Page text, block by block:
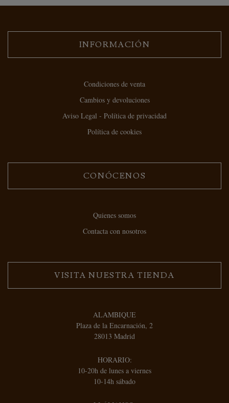
INFORMACIÓN
Condiciones de venta
Cambios y devoluciones
Aviso Legal - Política de privacidad
Política de cookies
CONÓCENOS
Quienes somos
Contacta con nosotros
VISITA NUESTRA TIENDA
ALAMBIQUE
Plaza de la Encarnación, 2
28013 Madrid
HORARIO:
10-20h de lunes a viernes
10-14h sábado